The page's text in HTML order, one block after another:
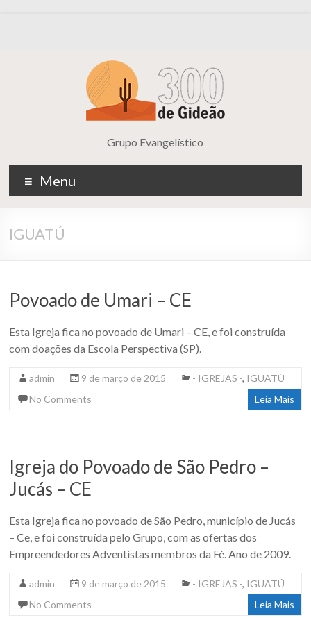
Grupo Evangelístico
Menu
IGUATÚ
Povoado de Umari – CE
Esta Igreja fica no povoado de Umari – CE, e foi construída
com doações da Escola Perspectiva (SP).
admin 9 de março de 2015 - IGREJAS -, IGUATÚ
No Comments
Leia Mais
Igreja do Povoado de São Pedro –
Jucás – CE
Esta Igreja fica no povoado de São Pedro, município de Jucás
– Ce, e foi construída pelo Grupo, com as ofertas dos
Empreendedores Adventistas membros da Fé. Ano de 2009.
admin 9 de março de 2015 - IGREJAS -, IGUATÚ
No Comments
Leia Mais